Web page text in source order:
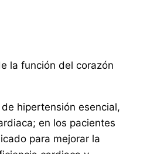
la función del corazón
hipertensión esencial,
en los pacientes
para mejorar la